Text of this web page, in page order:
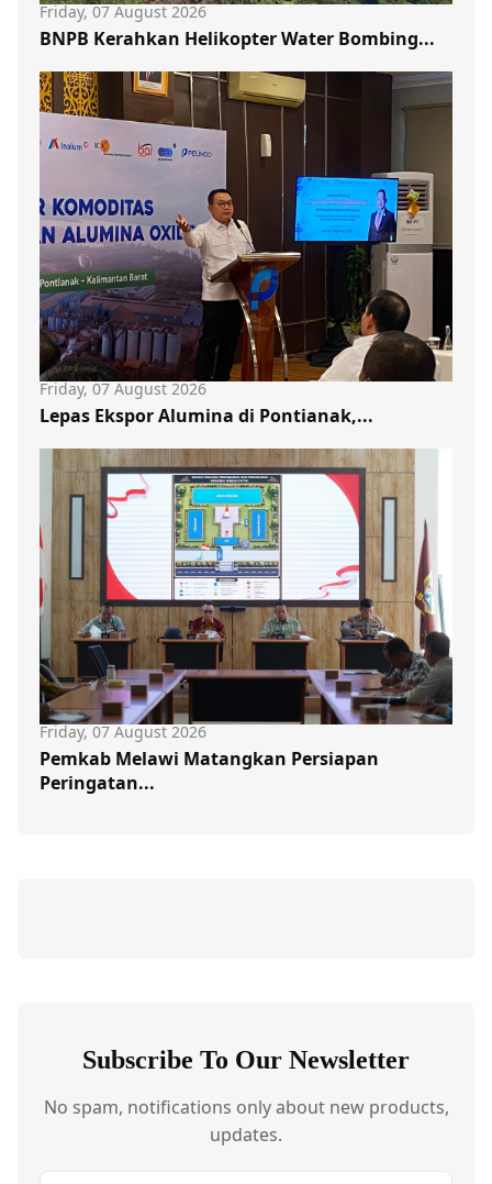
Friday, 07 August 2026
BNPB Kerahkan Helikopter Water Bombing...
Friday, 07 August 2026
Lepas Ekspor Alumina di Pontianak,...
Friday, 07 August 2026
Pemkab Melawi Matangkan Persiapan
Peringatan...
Subscribe To Our Newsletter
No spam, notifications only about new products,
updates.